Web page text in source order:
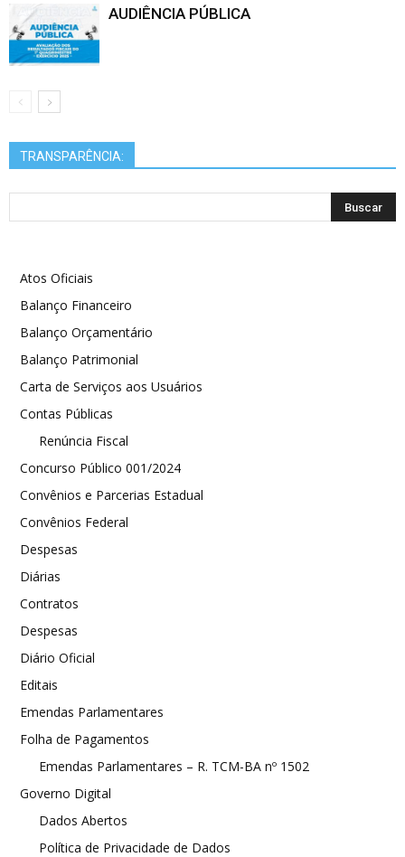
AUDIÊNCIA PÚBLICA
TRANSPARÊNCIA:
Atos Oficiais
Balanço Financeiro
Balanço Orçamentário
Balanço Patrimonial
Carta de Serviços aos Usuários
Contas Públicas
Renúncia Fiscal
Concurso Público 001/2024
Convênios e Parcerias Estadual
Convênios Federal
Despesas
Diárias
Contratos
Despesas
Diário Oficial
Editais
Emendas Parlamentares
Folha de Pagamentos
Emendas Parlamentares – R. TCM-BA nº 1502
Governo Digital
Dados Abertos
Política de Privacidade de Dados